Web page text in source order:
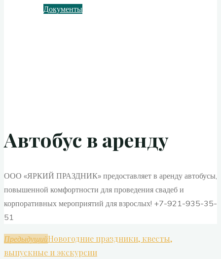
Документы
Автобус в аренду
ООО «ЯРКИЙ ПРАЗДНИК» предоставляет в аренду автобусы,
повышенной комфортности для проведения свадеб и
корпоративных мероприятий для взрослых! +7-921-935-35-
51
ПредыдущийНовогодние праздники, квесты,
выпускные и экскурсии